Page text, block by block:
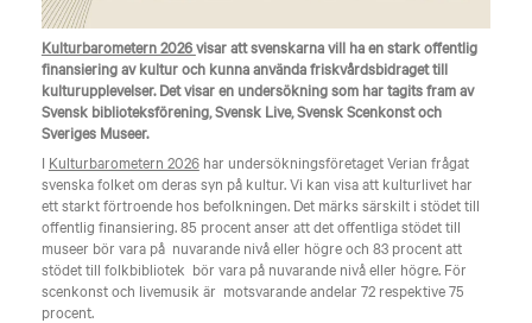
Kulturbarometern 2026visar att svenskarna vill ha en stark offentlig
finansiering av kultur och kunna använda friskvårdsbidraget till
kulturupplevelser. Det visar en undersökning som har tagits fram av
Svensk biblioteksförening, Svensk Live, Svensk Scenkonst och
Sveriges Museer.
I Kulturbarometern 2026har undersökningsföretaget Verian frågat
svenska folket om deras syn på kultur. Vi kan visa att kulturlivet har
ett starkt förtroende hos befolkningen. Det märks särskilt i stödet till
offentlig finansiering. 85 procent anser att det offentliga stödet till
museer bör vara på ​ nuvarande nivå eller högre och 83 procent att
stödet till folkbibliotek ​ bör vara på nuvarande nivå eller högre. För
scenkonst och livemusik är ​ motsvarande andelar 72 respektive 75
procent.